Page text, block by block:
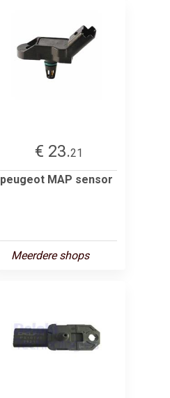
€ 23.21
peugeot MAP sensor
Meerdere shops